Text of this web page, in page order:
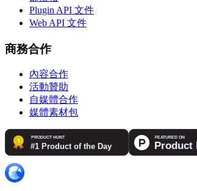
Plugin API 文件
Web API 文件
商務合作
內容合作
活動贊助
自媒體合作
媒體素材包